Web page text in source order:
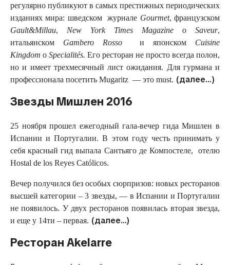
регулярно публикуют в самых престижных периодических
изданиях мира: шведском журнале Gourmet, французском
Gault&Millau, New York Times Magazine o Saveur,
итальянском Gambero Rosso и японском Cuisine
Kingdom o Specialités. Его ресторан не просто всегда полон,
но и имеет трехмесячный лист ожидания. Для гурмана и
профессионала посетить Mugaritz — это must. (далее…)
Звезды Мишлен 2016
25 ноября прошел ежегодный гала-вечер гида Мишлен в
Испании и Португалии. В этом году честь принимать у
себя красный гид выпала Сантьяго де Компостеле, отелю
Hostal de los Reyes Católicos.
Вечер получился без особых сюрпризов: новых ресторанов
высшей категории – 3 звезды, — в Испании и Португалии
не появилось. У двух ресторанов появилась вторая звезда,
и еще у 14ти – первая. (далее…)
Ресторан Akelarre